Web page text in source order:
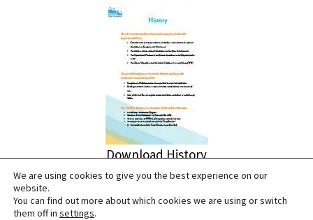
DownloadHistory
We are using cookies to give you the best experience on our
website.
You can find out more about which cookies we are using or switch
them off in settings.